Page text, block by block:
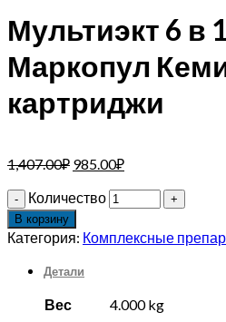
Мультиэкт 6 в
Маркопул
картриджи
1,407.00₽ 985.00₽
Количество
В корзину
Категория: Комплексные
Детали
Вес
4.000 kg